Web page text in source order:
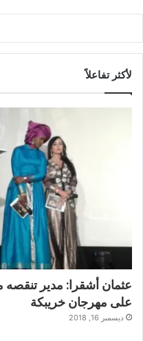
لأكثر تفاعلاً
عثمان أشقرا: مدير تنقصه
على مهرجان خريبكة
ديسمبر 16, 2018